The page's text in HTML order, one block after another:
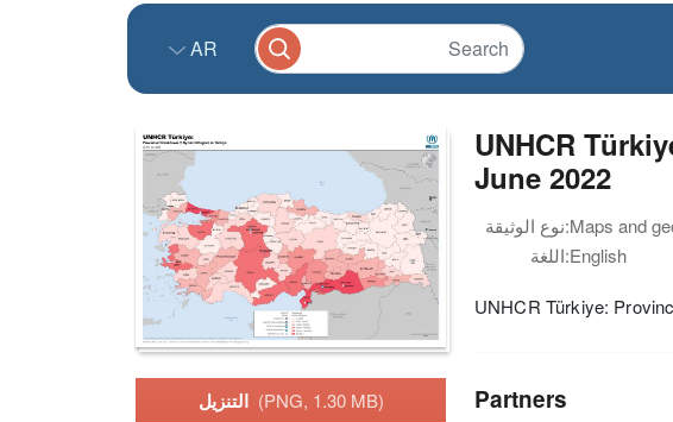
AR
التنزيل (PNG, 1.30 MB)
UNHCR
June 2022
نوع الوثيقة:Maps and
اللغة:English
UNHCR Türkiye:
Partners